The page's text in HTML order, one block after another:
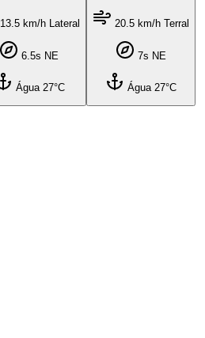
13.5 km/h Lateral
6.5s NE
Água 27°C
20.5 km/h Terral
7s NE
Água 27°C